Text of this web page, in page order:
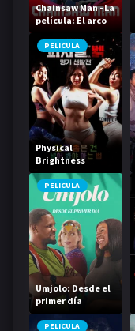
Chainsaw Man - La
película: El arco
PELICULA
Physical
Brightness
Contest
PELICULA
Umjolo: Desde el
primer día
PELICULA